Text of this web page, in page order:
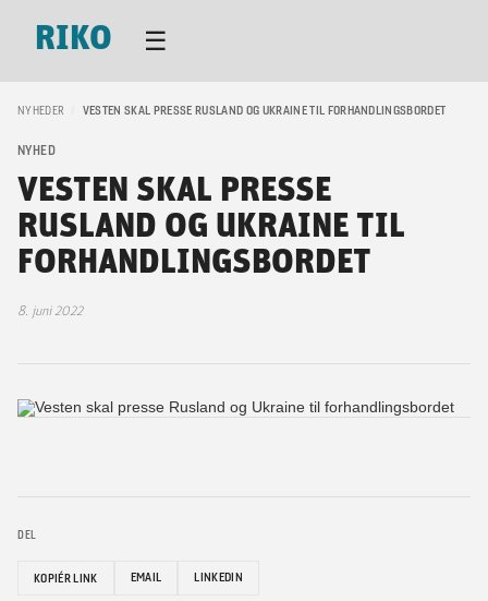
RIKO ☰
NYHEDER VESTEN SKAL PRESSE RUSLAND OG UKRAINE TIL FORHANDLINGSBORDET
NYHED
VESTEN SKAL PRESSE
RUSLAND OG UKRAINE TIL
FORHANDLINGSBORDET
8. juni 2022
DEL
KOPIÉR LINK EMAIL LINKEDIN